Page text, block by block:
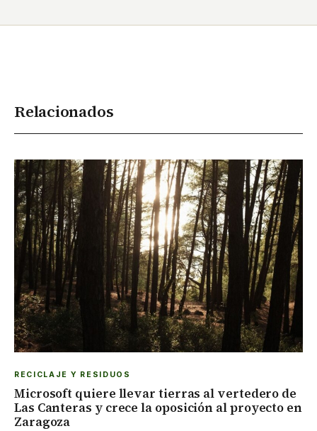
Relacionados
RECICLAJE Y RESIDUOS
Microsoft quiere llevar tierras al vertedero de
Las Canteras y crece la oposición al proyecto en
Zaragoza